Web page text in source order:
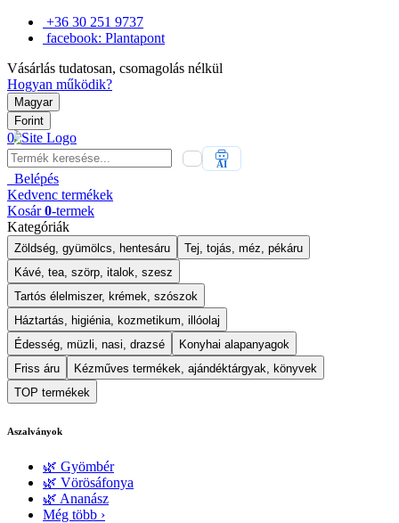
+36 30 251 9737
facebook: Plantapont
Vásárlás tudatosan, csomagolás nélkül
Hogyan működik?
Magyar
Forint
0
AI
Belépés
Kedvenc termékek
Kosár 0-termek
Kategóriák
Zöldség, gyümölcs, hentesáru
Tej, tojás, méz, pékáru
Kávé, tea, szörp, italok, szesz
Tartós élelmiszer, krémek, szószok
Háztartás, higiénia, kozmetikum, illóolaj
Édesség, müzli, nasi, drazsé
Konyhai alapanyagok
Friss áru
Kézműves termékek, ajándéktárgyak, könyvek
TOP termékek
Aszalványok
🌿 Gyömbér
🌿 Vörösáfonya
🌿 Ananász
Még több ›